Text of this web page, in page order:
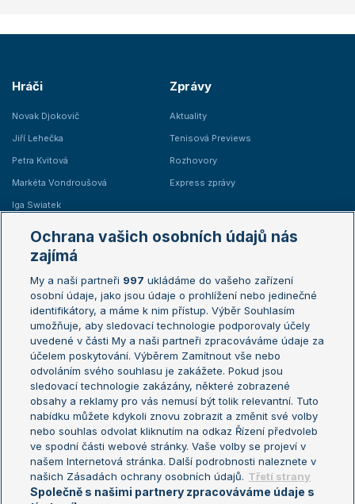
Hráči
Novak Djokovič
Jiří Lehečka
Petra Kvitová
Markéta Vondroušová
Iga Swiatek
Zprávy
Aktuality
Tenisová Previews
Rozhovory
Express zprávy
Žebříčky
Žebříček ATP (muži)
Žebříček WTA (ženy)
Sázkařský žebříček
Australian Open
French Open
Wimbledon
US Open
Turnaj mistrů
Turnaj mistryň
Aktualní trendy
Fotbalové přestupy
Livesport Daily
LS Prague Open
Ochrana vašich osobních údajů nás
zajímá
My a naši partneři 997 ukládáme do vašeho zařízení
osobní údaje, jako jsou údaje o prohlížení nebo jedinečné
identifikátory, a máme k nim přístup. Výběr Souhlasím
umožňuje, aby sledovací technologie podporovaly účely
uvedené v části My a naši partneři zpracováváme údaje za
účelem poskytování. Výběrem Zamítnout vše nebo
odvoláním svého souhlasu je zakážete. Pokud jsou
sledovací technologie zakázány, některé zobrazené
obsahy a reklamy pro vás nemusí být tolik relevantní. Tuto
nabídku můžete kdykoli znovu zobrazit a změnit své volby
nebo souhlas odvolat kliknutím na odkaz Řízení předvoleb
ve spodní části webové stránky. Vaše volby se projeví v
našem Internetová stránka. Další podrobnosti naleznete v
našich Zásadách ochrany osobních údajů. Třetí strany
Společně s našimi partnery zpracováváme údaje s